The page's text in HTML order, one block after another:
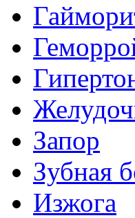
Запор
Зубная
Изжога